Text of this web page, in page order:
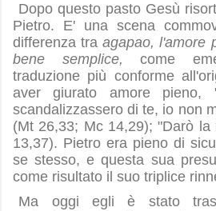
Dopo questo pasto Gesù
Pietro. E' una scena
differenza traagapao, l'amore
bene semplice,come
traduzione più conforme
aver giurato amore
scandalizzassero di te, io non
(Mt 26,33; Mc 14,29); "Darò
13,37). Pietro era pieno di
se stesso, e questa sua
come risultato il suo triplice
Ma oggi egli è stato